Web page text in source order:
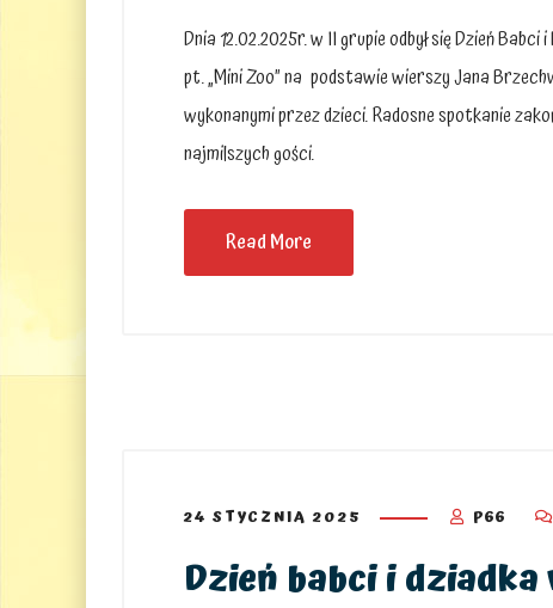
Dnia 12.02.2025r. w II grupie odbył się Dzień
pt. „Mini Zoo” na podstawie wierszy Jana
wykonanymi przez dzieci. Radosne spotkanie
najmilszych gości.
Read More
24 STYCZNIA 2025 P66
Dzień babci i